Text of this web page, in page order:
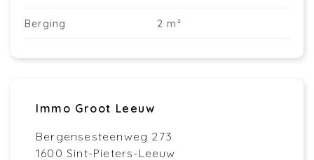
Berging 2 m²
Immo Groot Leeuw
Bergensesteenweg 273
1600 Sint-Pieters-Leeuw